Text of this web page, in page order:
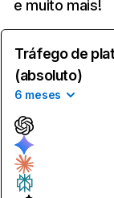
e muito mais!
Tráfego de
(absoluto)
6 meses